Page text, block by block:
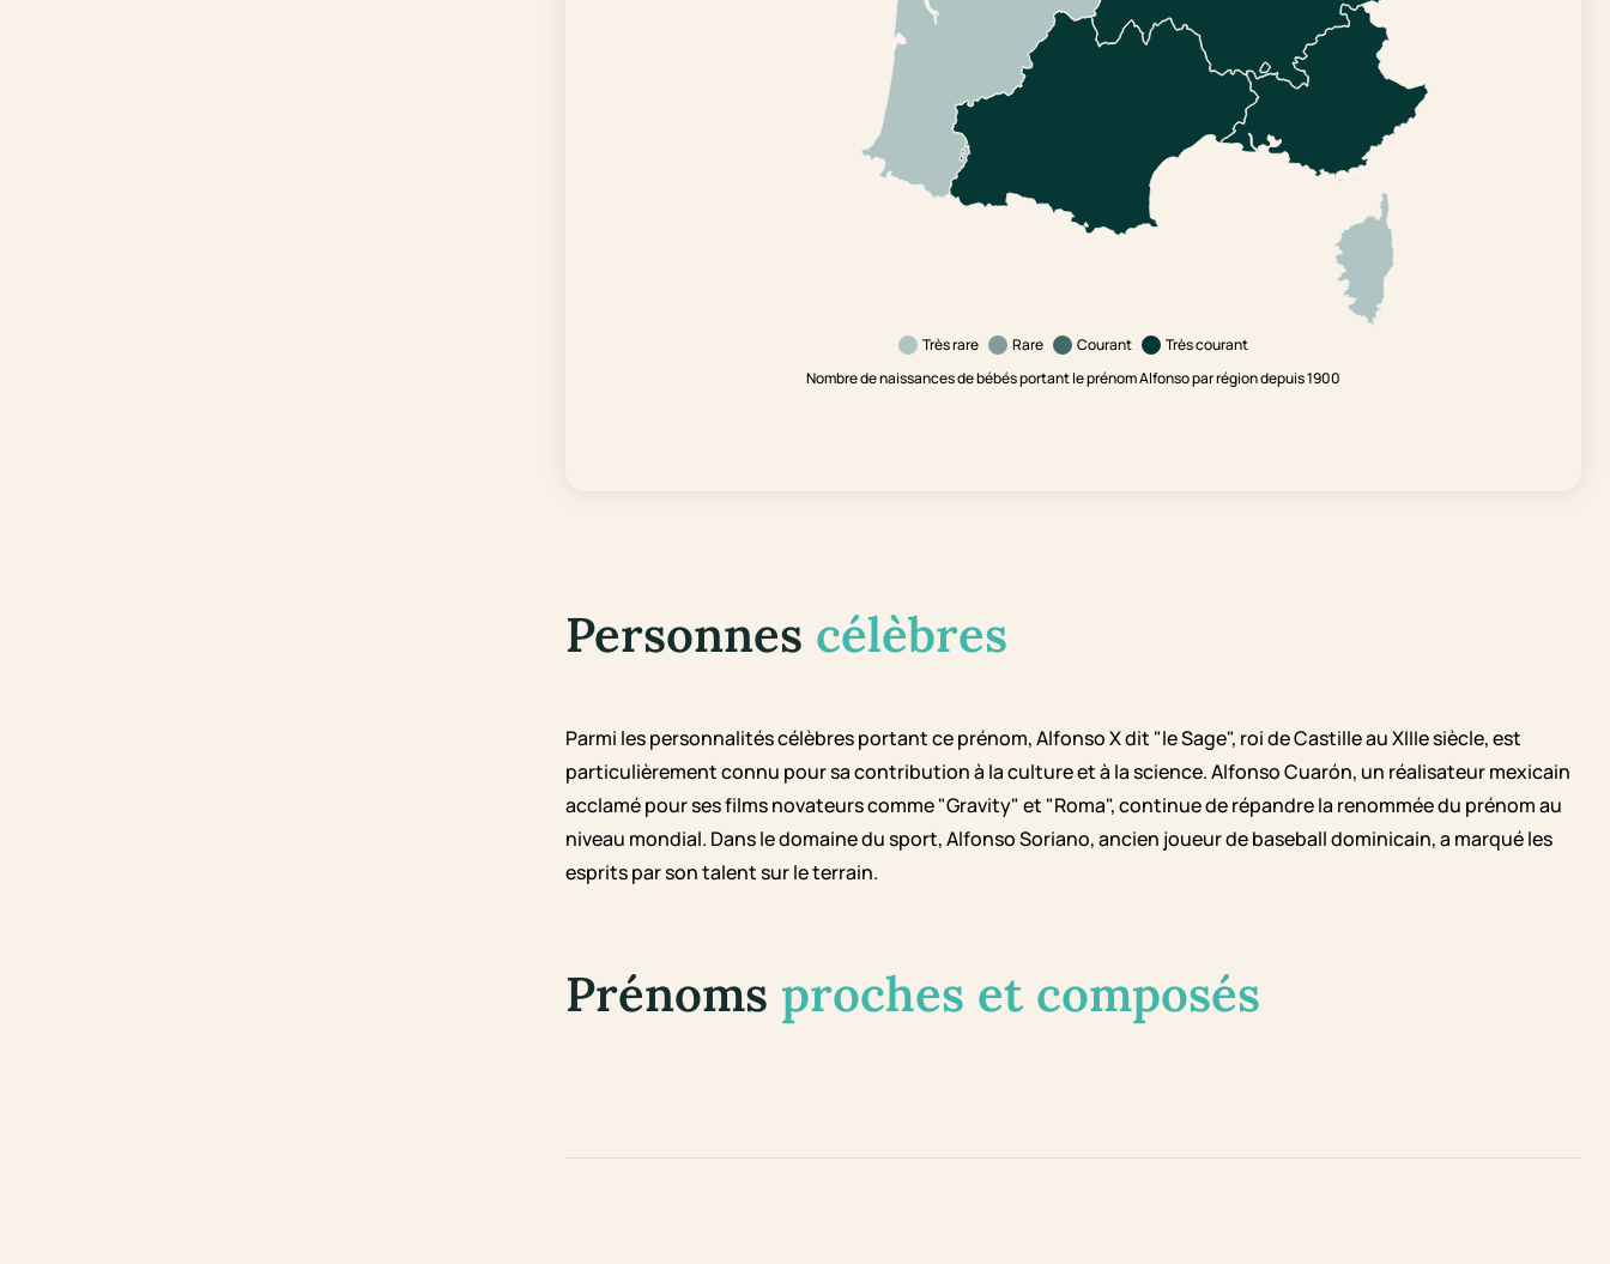
Très rare Rare Courant
Très courant
Nombre de naissances de bébés portant le prénom Alfonso par région depuis 1900
Personnes célèbres
Parmi les personnalités célèbres portant ce prénom, Alfonso X dit "le Sage", roi de Castille au XIIIe siècle, est
particulièrement connu pour sa contribution à la culture et à la science. Alfonso Cuarón, un réalisateur mexicain
acclamé pour ses films novateurs comme "Gravity" et "Roma", continue de répandre la renommée du prénom au
niveau mondial. Dans le domaine du sport, Alfonso Soriano, ancien joueur de baseball dominicain, a marqué les
esprits par son talent sur le terrain.
Prénoms proches et composés